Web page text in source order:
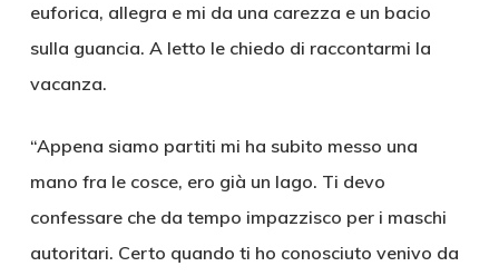
euforica, allegra e mi da una carezza e un bacio
sulla guancia. A letto le chiedo di raccontarmi la
vacanza.
“Appena siamo partiti mi ha subito messo una
mano fra le cosce, ero già un lago. Ti devo
confessare che da tempo impazzisco per i maschi
autoritari. Certo quando ti ho conosciuto venivo da